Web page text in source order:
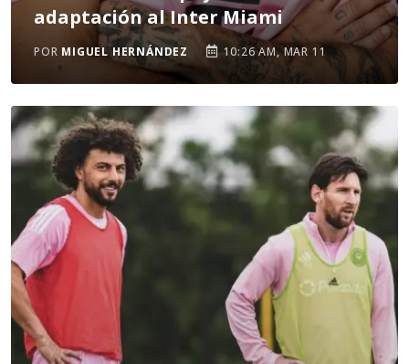
adaptación al Inter Miami
POR MIGUEL HERNÁNDEZ 10:26 AM, MAR 11